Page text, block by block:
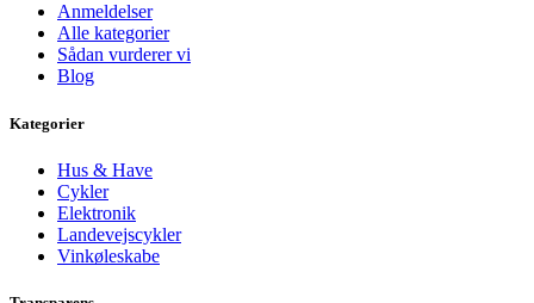
Anmeldelser
Alle kategorier
Sådan vurderer vi
Blog
Kategorier
Hus & Have
Cykler
Elektronik
Landevejscykler
Vinkøleskabe